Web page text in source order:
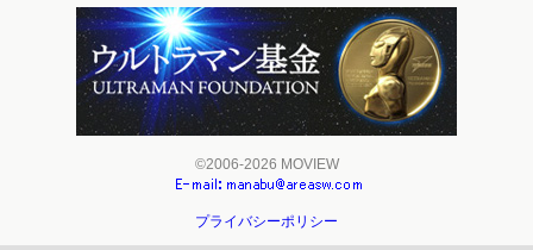
©2006-2026 MOVIEW
プライバシーポリシー